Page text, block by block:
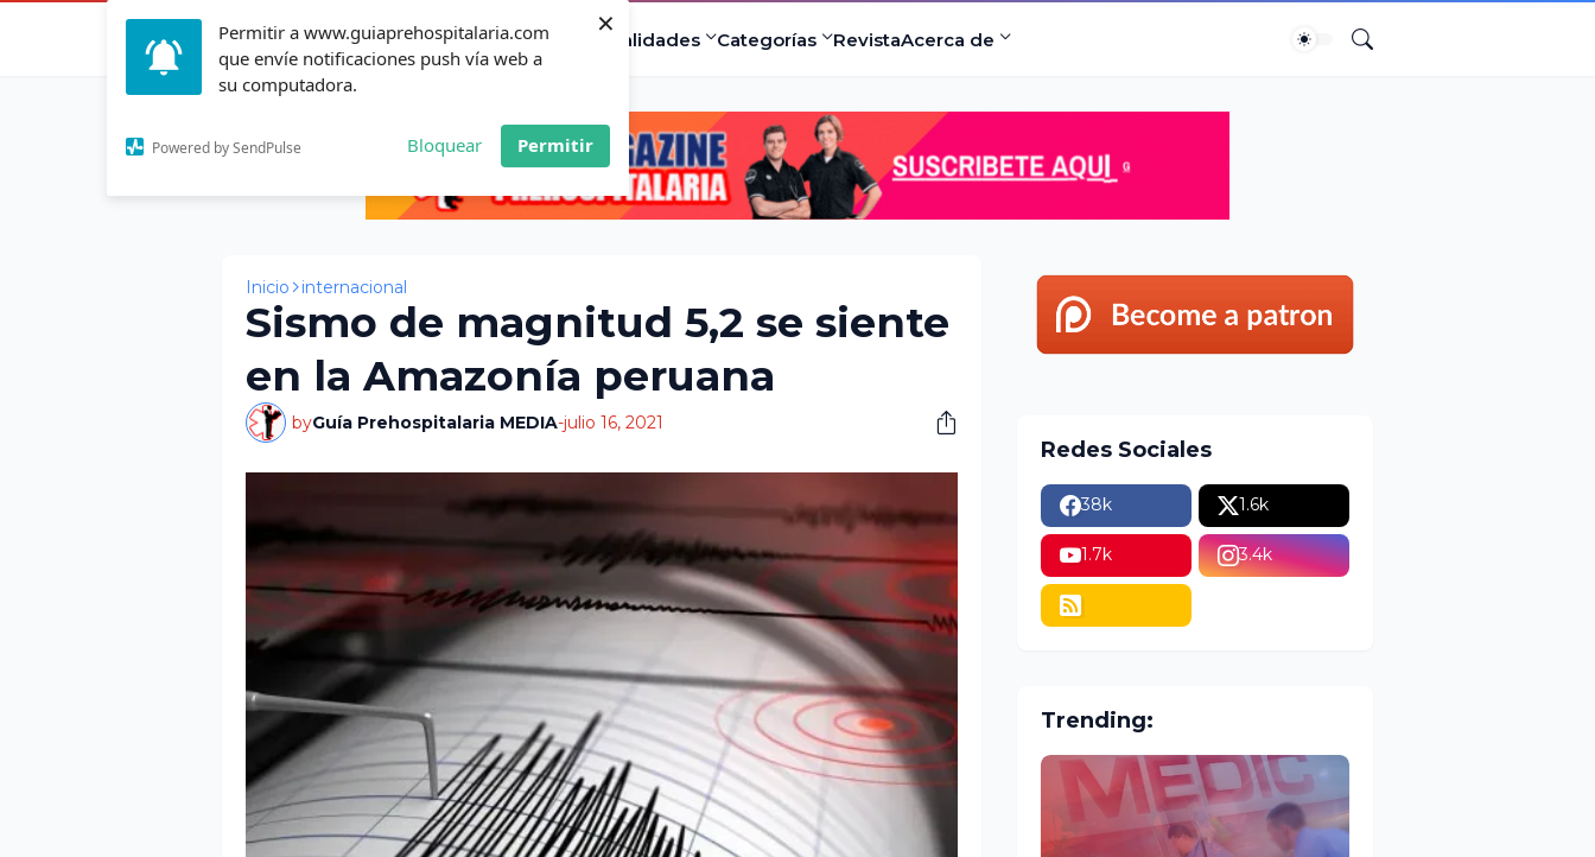
Permitir a www.guiaprehospitalaria.com
que envíe notificaciones push vía web a
su computadora.
Powered by SendPulse Bloquear Permitir
×
InicioActualidad Especialidades Categorías RevistaAcerca de
Inicio internacional
Sismo de magnitud 5,2 se siente
en la Amazonía peruana
byGuía Prehospitalaria MEDIA-julio 16, 2021
Redes Sociales
38k 1.6k
1.7k 3.4k
Trending: